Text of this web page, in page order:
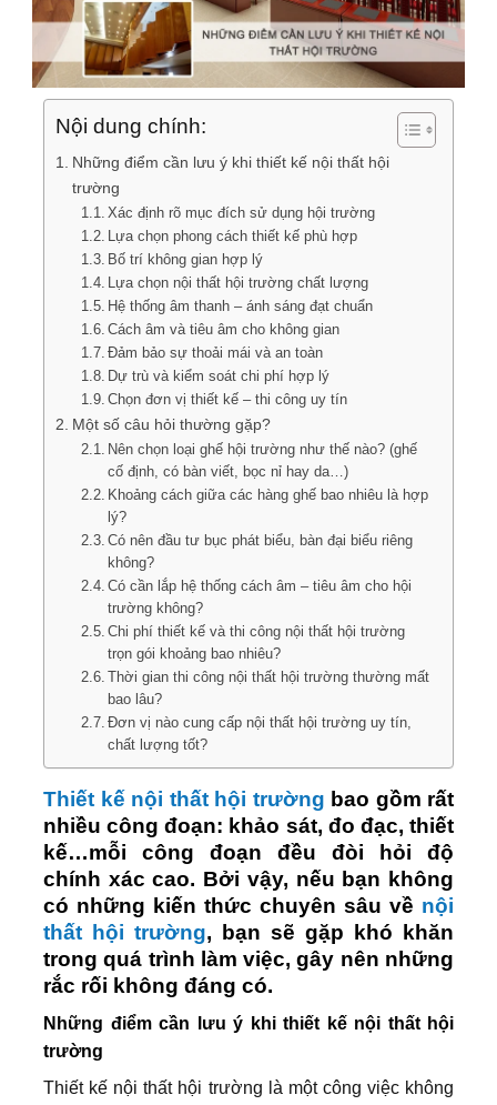
Nội dung chính:
Những điểm cần lưu ý khi thiết kế nội thất hội
trường
Xác định rõ mục đích sử dụng hội trường
Lựa chọn phong cách thiết kế phù hợp
Bố trí không gian hợp lý
Lựa chọn nội thất hội trường chất lượng
Hệ thống âm thanh – ánh sáng đạt chuẩn
Cách âm và tiêu âm cho không gian
Đảm bảo sự thoải mái và an toàn
Dự trù và kiểm soát chi phí hợp lý
Chọn đơn vị thiết kế – thi công uy tín
Một số câu hỏi thường gặp?
Nên chọn loại ghế hội trường như thế nào? (ghế
cố định, có bàn viết, bọc nỉ hay da…)
Khoảng cách giữa các hàng ghế bao nhiêu là hợp
lý?
Có nên đầu tư bục phát biểu, bàn đại biểu riêng
không?
Có cần lắp hệ thống cách âm – tiêu âm cho hội
trường không?
Chi phí thiết kế và thi công nội thất hội trường
trọn gói khoảng bao nhiêu?
Thời gian thi công nội thất hội trường thường mất
bao lâu?
Đơn vị nào cung cấp nội thất hội trường uy tín,
chất lượng tốt?
Thiết kế nội thất hội trường bao gồm rất
nhiều công đoạn: khảo sát, đo đạc, thiết
kế…mỗi công đoạn đều đòi hỏi độ
chính xác cao. Bởi vậy, nếu bạn không
có những kiến thức chuyên sâu về nội
thất hội trường, bạn sẽ gặp khó khăn
trong quá trình làm việc, gây nên những
rắc rối không đáng có.
Những điểm cần lưu ý khi thiết kế nội thất hội
trường
Thiết kế nội thất hội trường là một công việc không